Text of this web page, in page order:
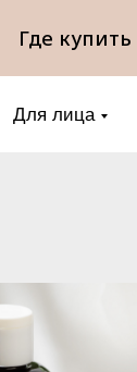
Где купить
Для лица